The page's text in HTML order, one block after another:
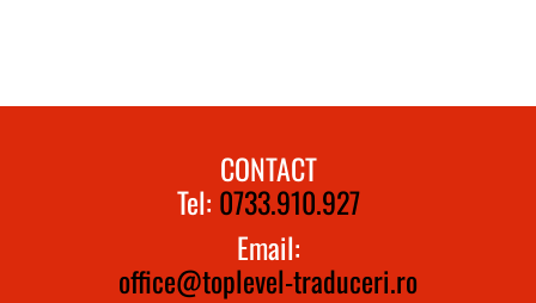
CONTACT
Tel: 0733.910.927
Email:
office@toplevel-traduceri.ro